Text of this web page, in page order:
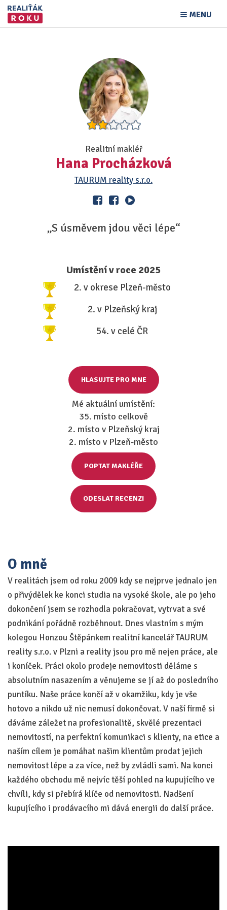
MENU
Realitní makléř
Hana Procházková
TAURUM reality s.r.o.
„S úsměvem jdou věci lépe“
Umístění v roce 2025
2. v okrese Plzeň-město
2. v Plzeňský kraj
54. v celé ČR
HLASUJTE PRO MNE
Mé aktuální umístění:
35. místo celkově
2. místo v Plzeňský kraj
2. místo v Plzeň-město
POPTAT MAKLÉŘE
ODESLAT RECENZI
O mně
V realitách jsem od roku 2009 kdy se nejprve jednalo jen
o přivýdělek ke konci studia na vysoké škole, ale po jeho
dokončení jsem se rozhodla pokračovat, vytrvat a své
podnikání pořádně rozběhnout. Dnes vlastním s mým
kolegou Honzou Štěpánkem realitní kancelář TAURUM
reality s.r.o. v Plzni a reality jsou pro mě nejen práce, ale
i koníček. Práci okolo prodeje nemovitosti děláme s
absolutním nasazením a věnujeme se jí až do posledního
puntíku. Naše práce končí až v okamžiku, kdy je vše
hotovo a nikdo už nic nemusí dokončovat. V naší firmě si
dáváme záležet na profesionalitě, skvělé prezentaci
nemovitostí, na perfektní komunikaci s klienty, na etice a
naším cílem je pomáhat našim klientům prodat jejich
nemovitost lépe a za více, než by zvládli sami. Na konci
každého obchodu mě nejvíc těší pohled na kupujícího ve
chvíli, kdy si přebírá klíče od nemovitosti. Nadšení
kupujícího i prodávacího mi dává energii do další práce.